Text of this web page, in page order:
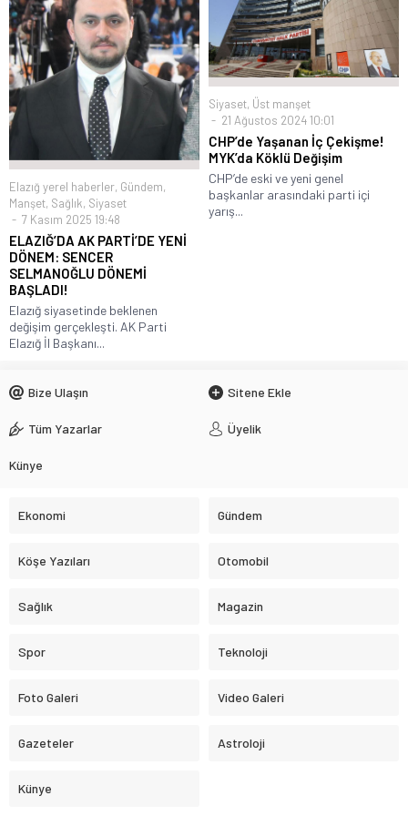
Elazığ yerel haberler, Gündem,
Manşet, Sağlık, Siyaset
7 Kasım 2025 19:48
ELAZIĞ’DA AK PARTİ’DE YENİ
DÖNEM: SENCER
SELMANOĞLU DÖNEMİ
BAŞLADI!
Elazığ siyasetinde beklenen
değişim gerçekleşti. AK Parti
Elazığ İl Başkanı...
Siyaset, Üst manşet
21 Ağustos 2024 10:01
CHP’de Yaşanan İç Çekişme!
MYK’da Köklü Değişim
CHP’de eski ve yeni genel
başkanlar arasındaki parti içi
yarış...
Bize Ulaşın Sitene Ekle
Tüm Yazarlar Üyelik
Künye
Ekonomi Gündem
Köşe Yazıları Otomobil
Sağlık Magazin
Spor Teknoloji
Foto Galeri Video Galeri
Gazeteler Astroloji
Künye